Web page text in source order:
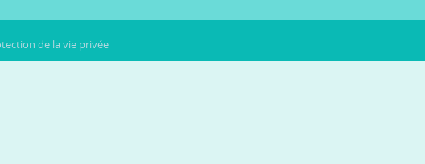
de la vie privée